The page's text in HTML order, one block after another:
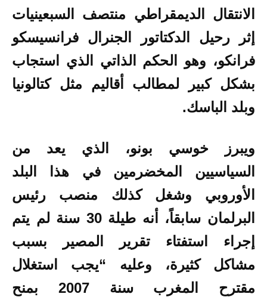
الانتقال الديمقراطي منتصف السبعينيات
إثر رحيل الدكتاتور الجنرال فرانسيسكو
فرانكو، وهو الحكم الذاتي الذي استجاب
بشكل كبير لمطالب أقاليم مثل كتالونيا
وبلد الباسك.
ويبرز خوسي بونو، الذي يعد من
السياسيين المخضرمين في هذا البلد
الأوروبي وشغل كذلك منصب رئيس
البرلمان سابقاً، أنه طيلة 30 سنة لم يتم
إجراء استفتاء تقرير المصير بسبب
مشاكل كثيرة، وعليه “يجب استغلال
مقترح المغرب سنة 2007 بمنح